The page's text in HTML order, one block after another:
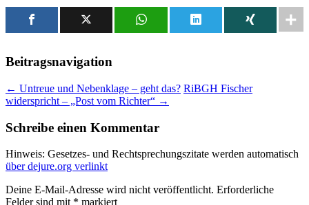
Beitragsnavigation
← Untreue und Nebenklage – geht das? RiBGH Fischer
widerspricht – „Post vom Richter“ →
Schreibe einen Kommentar
Hinweis: Gesetzes- und Rechtsprechungszitate werden automatisch
über dejure.org verlinkt
Deine E-Mail-Adresse wird nicht veröffentlicht. Erforderliche
Felder sind mit * markiert